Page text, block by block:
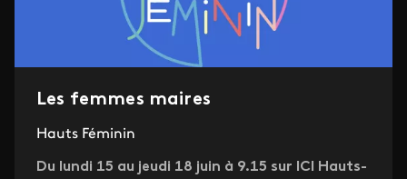
Les femmes maires
Hauts Féminin
Du lundi 15 au jeudi 18 juin à 9.15 sur ICI Hauts-